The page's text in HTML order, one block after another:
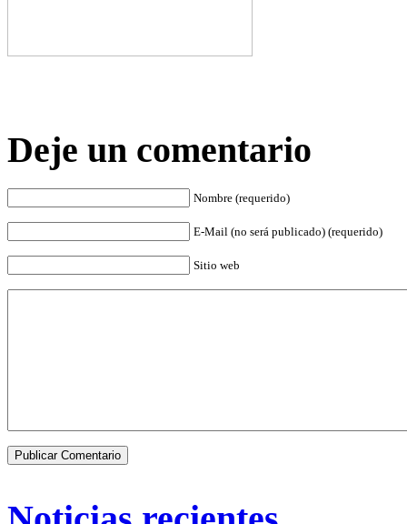
Deje un comentario
Nombre (requerido)
E-Mail (no será publicado) (requerido)
Sitio web